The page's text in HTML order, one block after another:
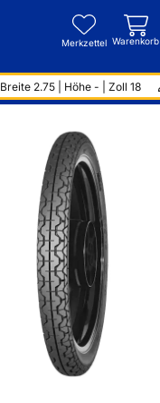
Merkzettel Warenkorb
Breite 2.75 | Höhe - | Zoll 18